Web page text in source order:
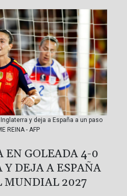
y deja a España a un paso
REINA - AFP
GOLEADA 4-0
DEJA A ESPAÑA
MUNDIAL 2027